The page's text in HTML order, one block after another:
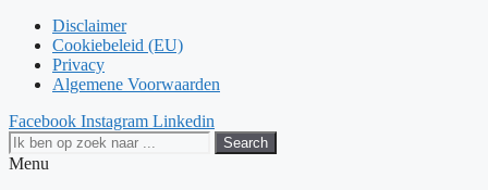
Disclaimer
Cookiebeleid (EU)
Privacy
Algemene Voorwaarden
Facebook Instagram Linkedin
Search
Menu